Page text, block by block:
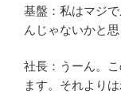
基盤：私はマジ
んじゃないかと思
社長：うーん。
ます。それより